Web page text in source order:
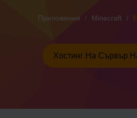
Приложения Minecraft
Хостинг На Сървър